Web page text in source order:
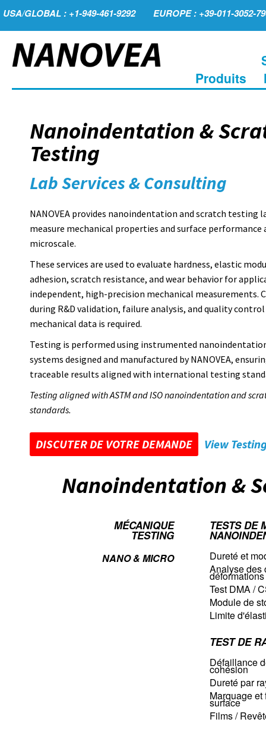
USA/GLOBAL : +1-949-461-9292 EUROPE : +39-011-3052-
Produits
Nanoindentation &
Testing
Lab Services & Consulting
NANOVEA provides nanoindentation and scratch testing
measure mechanical properties and surface performance
microscale.
These services are used to evaluate hardness, elastic
adhesion, scratch resistance, and wear behavior for
independent, high-precision mechanical measurements.
during R&D validation, failure analysis, and quality
mechanical data is required.
Testing is performed using instrumented
systems designed and manufactured by NANOVEA,
traceable results aligned with international testing
Testing aligned with ASTM and ISO nanoindentation and
standards.
DISCUTER DE VOTRE DEMANDE View
Nanoindentation &
MÉCANIQUE
TESTING
NANO & MICRO
TESTS DE
Dureté et
Analyse des
déformations
Test DMA /
Module de
Limite
TEST DE
Défaillance
cohésion
Dureté par
Marquage
surface
Films /